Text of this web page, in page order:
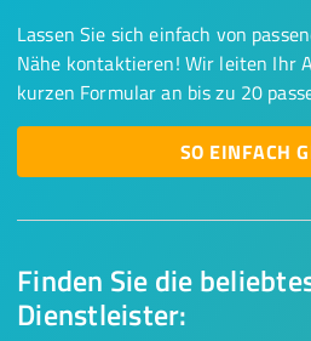
Finden Sie die
Dienstleister:
Lassen Sie sich einfach von
Nähe kontaktieren! Wir leiten Ihr
kurzen Formular an bis zu 20
SO EINFACH